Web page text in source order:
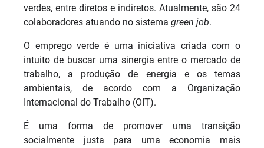
verdes, entre diretos e indiretos. Atualmente, são 24
colaboradores atuando no sistema green job.
O emprego verde é uma iniciativa criada com o
intuito de buscar uma sinergia entre o mercado de
trabalho, a produção de energia e os temas
ambientais, de acordo com a Organização
Internacional do Trabalho (OIT).
É uma forma de promover uma transição
socialmente justa para uma economia mais